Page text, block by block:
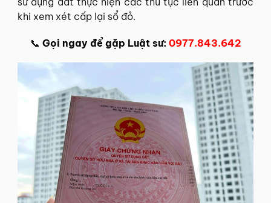
khi xem xét cấp lại sổ đỏ.
📞 Gọi ngay để gặp Luật sư: 0977.843.642